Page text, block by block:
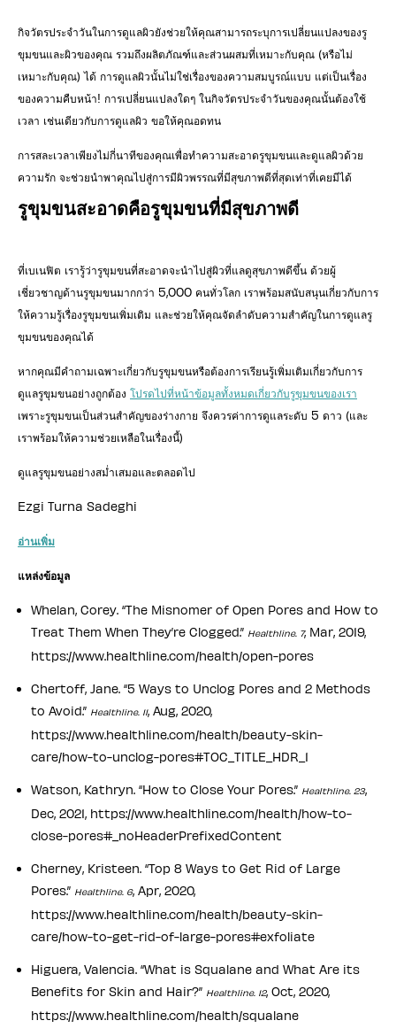
กิจวัตรประจำวันในการดูแลผิวยังช่วยให้คุณสามารถระบุการเปลี่ยนแปลงของรู
ขุมขนและผิวของคุณ รวมถึงผลิตภัณฑ์และส่วนผสมที่เหมาะกับคุณ (หรือไม่
เหมาะกับคุณ) ได้ การดูแลผิวนั้นไม่ใช่เรื่องของความสมบูรณ์แบบ แต่เป็นเรื่อง
ของความคืบหน้า! การเปลี่ยนแปลงใดๆ ในกิจวัตรประจำวันของคุณนั้นต้องใช้
เวลา เช่นเดียวกับการดูแลผิว ขอให้คุณอดทน
การสละเวลาเพียงไม่กี่นาทีของคุณเพื่อทำความสะอาดรูขุมขนและดูแลผิวด้วย
ความรัก จะช่วยนำพาคุณไปสู่การมีผิวพรรณที่มีสุขภาพดีที่สุดเท่าที่เคยมีได้
รูขุมขนสะอาดคือรูขุมขนที่มีสุขภาพดี
ที่เบเนฟิต เรารู้ว่ารูขุมขนที่สะอาดจะนำไปสู่ผิวที่แลดูสุขภาพดีขึ้น ด้วยผู้
เชี่ยวชาญด้านรูขุมขนมากกว่า 5,000 คนทั่วโลก เราพร้อมสนับสนุนเกี่ยวกับการ
ให้ความรู้เรื่องรูขุมขนเพิ่มเติม และช่วยให้คุณจัดลำดับความสำคัญในการดูแลรู
ขุมขนของคุณได้
หากคุณมีคำถามเฉพาะเกี่ยวกับรูขุมขนหรือต้องการเรียนรู้เพิ่มเติมเกี่ยวกับการ
ดูแลรูขุมขนอย่างถูกต้อง โปรดไปที่หน้าข้อมูลทั้งหมดเกี่ยวกับรูขุมขนของเรา
เพราะรูขุมขนเป็นส่วนสำคัญของร่างกาย จึงควรค่าการดูแลระดับ 5 ดาว (และ
เราพร้อมให้ความช่วยเหลือในเรื่องนี้)
ดูแลรูขุมขนอย่างสม่ำเสมอและตลอดไป
Ezgi Turna Sadeghi
อ่านเพิ่ม
แหล่งข้อมูล
Whelan, Corey. “The Misnomer of Open Pores and How to
Treat Them When They’re Clogged.” Healthline. 7, Mar, 2019,
https://www.healthline.com/health/open-pores
Chertoff, Jane. “5 Ways to Unclog Pores and 2 Methods
to Avoid.” Healthline. 11, Aug, 2020,
https://www.healthline.com/health/beauty-skin-
care/how-to-unclog-pores#TOC_TITLE_HDR_1
Watson, Kathryn. “How to Close Your Pores.” Healthline. 23,
Dec, 2021, https://www.healthline.com/health/how-to-
close-pores#_noHeaderPrefixedContent
Cherney, Kristeen. “Top 8 Ways to Get Rid of Large
Pores.” Healthline. 6, Apr, 2020,
https://www.healthline.com/health/beauty-skin-
care/how-to-get-rid-of-large-pores#exfoliate
Higuera, Valencia. “What is Squalane and What Are its
Benefits for Skin and Hair?” Healthline. 12, Oct, 2020,
https://www.healthline.com/health/squalane